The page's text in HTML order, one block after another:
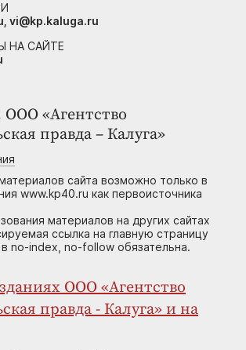
ООО «Агентство
правда – Калуга»
сайта возможно только в
www.kp40.ru как первоисточника
материалов на других сайтах
ссылка на главную страницу
no-index, no-follow обязательна.
ООО «Агентство
правда - Калуга» и на
vi@kp.kaluga.ru
НА САЙТЕ